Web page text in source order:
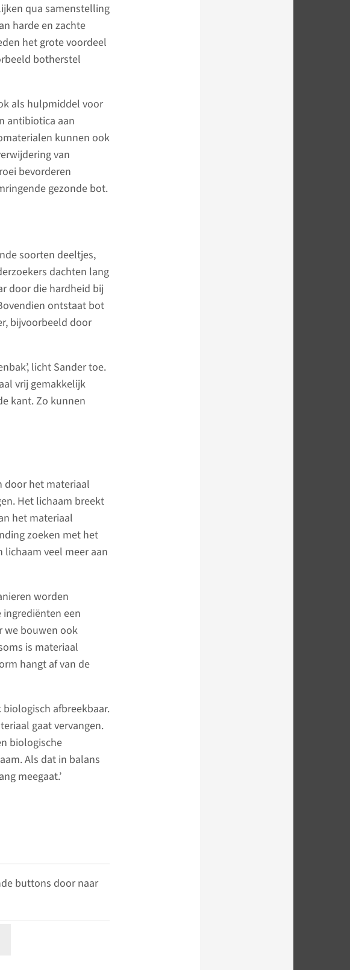
qua samenstelling
harde en zachte
het grote voordeel
botherstel
als hulpmiddel voor
antibiotica aan
kunnen ook
van
bevorderen
gezonde bot.
soorten deeltjes,
dachten lang
door die hardheid bij
ontstaat bot
bijvoorbeeld door
licht Sander toe.
vrij gemakkelijk
kant. Zo kunnen
door het materiaal
Het lichaam breekt
het materiaal
zoeken met het
veel meer aan
worden
ingrediënten een
we bouwen ook
is materiaal
hangt af van de
afbreekbaar.
gaat vervangen.
biologische
Als dat in balans
meegaat.’
buttons door naar